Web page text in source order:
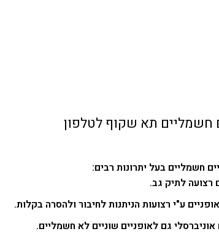
חשמליים תא שקוף לטלפון
חשמליים בעל יתרונות רבים:
רצועה לתיק גב.
ע"י רצועות הניתנות לחיבור ולהסרה בקלות.
גם לאופניים שוניים לא חשמליים.